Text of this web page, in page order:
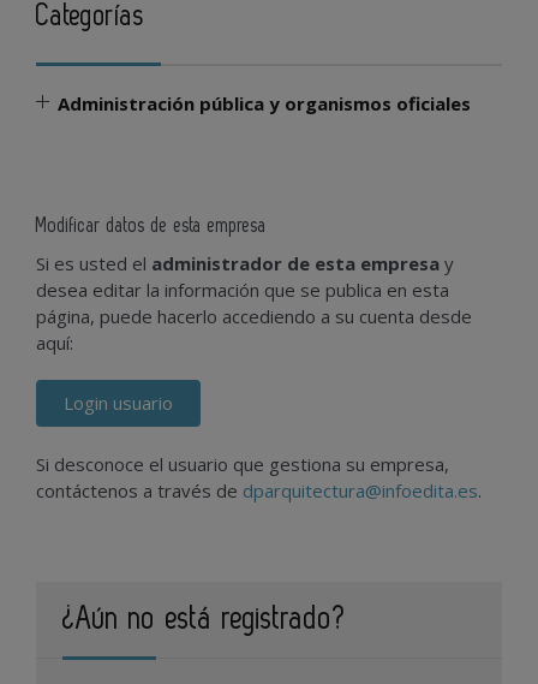
Categorías
Administración pública y organismos oficiales
Modificar datos de esta empresa
Si es usted el administrador de esta empresa y
desea editar la información que se publica en esta
página, puede hacerlo accediendo a su cuenta desde
aquí:
Login usuario
Si desconoce el usuario que gestiona su empresa,
contáctenos a través de dparquitectura@infoedita.es.
¿Aún no está registrado?